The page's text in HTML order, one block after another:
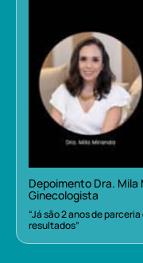
Depoimento Dra.
Ginecologista
“Já são 2 anos de
resultados”